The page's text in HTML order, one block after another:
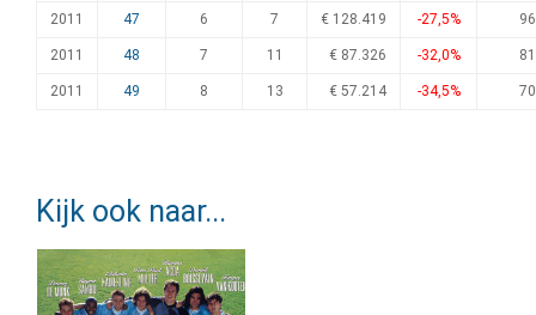
2011 47 6 7 € 128.419 -27,5% 96
2011 48 7 11 € 87.326 -32,0% 81
2011 49 8 13 € 57.214 -34,5% 70
Kijk ook naar...